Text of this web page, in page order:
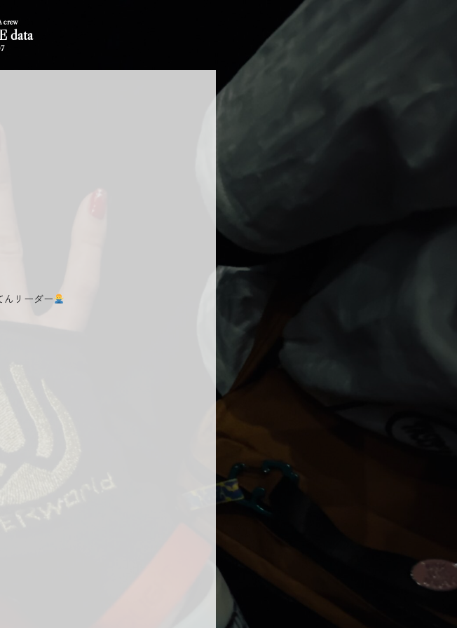
data
んリーダー